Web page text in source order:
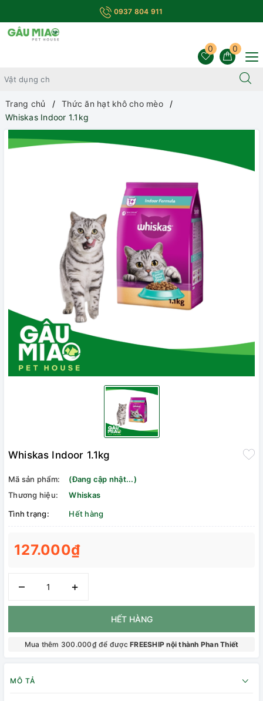
0937 804 911
0
0
Trang chủ
Thức ăn hạt khô cho mèo
Whiskas Indoor 1.1kg
Whiskas Indoor 1.1kg
Mã sản phẩm:
(Đang cập nhật...)
Thương hiệu:
Whiskas
Tình trạng:
Hết hàng
127.000₫
– +
HẾT HÀNG
Mua thêm 300.000₫ để đượcFREESHIP nội thành Phan Thiết
MÔ TẢ